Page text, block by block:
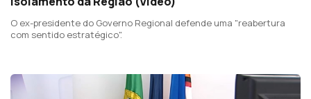
O ex-presidente do Governo Regional defende uma "reabertura
com sentido estratégico".